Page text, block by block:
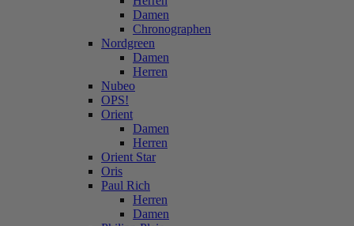
Damen
Chronographen
Nordgreen
Damen
Herren
Nubeo
OPS!
Orient
Damen
Herren
Orient Star
Oris
Paul Rich
Herren
Damen